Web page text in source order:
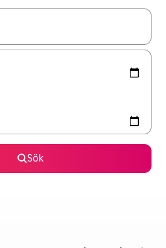
kan du navigera med upp- och
Sök